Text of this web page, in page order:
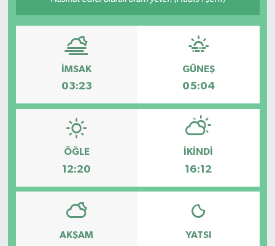
İMSAK
03:23
GÜNEŞ
05:04
ÖĞLE
12:20
İKINDI
16:12
AKŞAM YATSI
Teknoloji
Kültür Sanat
Hasköy
Bulanık
Malazgirt